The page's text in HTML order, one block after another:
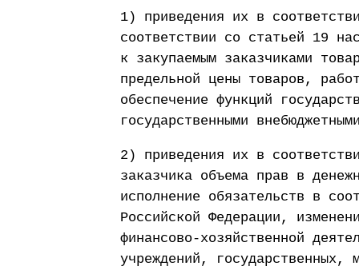
1) приведения их в
соответствии со статьей 19
к закупаемым заказчиками
предельной цены товаров,
обеспечение функций
государственными
2) приведения их в
заказчика объема прав в
исполнение обязательств в
Российской Федерации,
финансово-хозяйственной
учреждений, государственных,